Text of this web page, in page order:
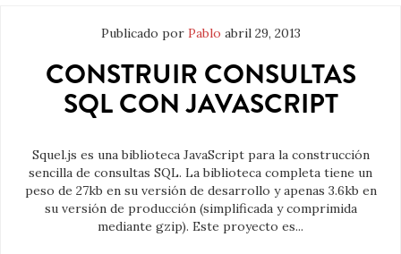
Publicado por Pablo abril 29, 2013
CONSTRUIR CONSULTAS
SQL CON JAVASCRIPT
Squel.js es una biblioteca JavaScript para la construcción
sencilla de consultas SQL. La biblioteca completa tiene un
peso de 27kb en su versión de desarrollo y apenas 3.6kb en
su versión de producción (simplificada y comprimida
mediante gzip). Este proyecto es...